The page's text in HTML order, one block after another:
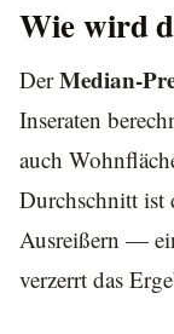
Wie wird
DerMedian-
Inseraten
auch
Durchschnitt ist
Ausreißern —
verzerrt das